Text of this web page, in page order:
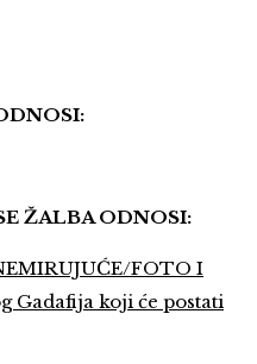
ŽALBA ODNOSI:
FOTO I
Gadafija koji će postati